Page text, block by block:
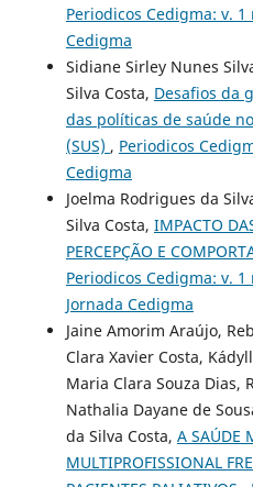
Periodicos Cedigma: v.
Cedigma
Sidiane Sirley Nunes
Silva Costa, Desafios da
das políticas de saúde
(SUS) , Periodicos
Cedigma
Joelma Rodrigues da
Silva Costa, IMPACTO
PERCEPÇÃO E
Periodicos Cedigma: v. 1
Jornada Cedigma
Jaine Amorim Araújo,
Clara Xavier Costa,
Maria Clara Souza Dias,
Nathalia Dayane de
da Silva Costa, A SAÚDE
MULTIPROFISSIONAL